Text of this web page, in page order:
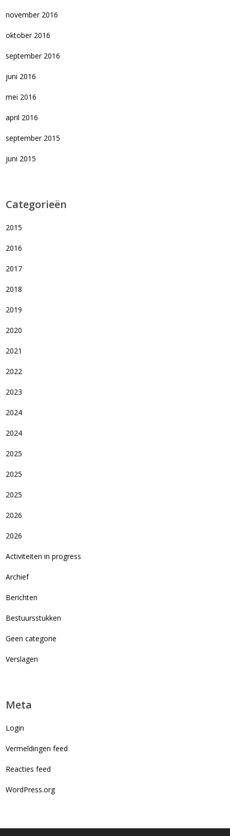
november 2016
oktober 2016
september 2016
juni 2016
mei 2016
april 2016
september 2015
juni 2015
Categorieën
2015
2016
2017
2018
2019
2020
2021
2022
2023
2024
2024
2025
2025
2025
2026
2026
Activiteiten in progress
Archief
Berichten
Bestuursstukken
Geen categorie
Verslagen
Meta
Login
Vermeldingen feed
Reacties feed
WordPress.org